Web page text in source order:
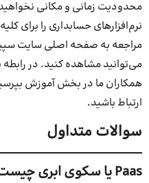
محدودیت زمانی و مکانی
نرم‌افزارهای حسابداری را برای
مراجعه به صفحه اصلی سایت
می‌توانید مشاهده کنید. در رابطه
همکاران ما در بخش آموزش
ارتباط باشید.
سوالات متداول
Paas یا سکوی ابری چیست؟